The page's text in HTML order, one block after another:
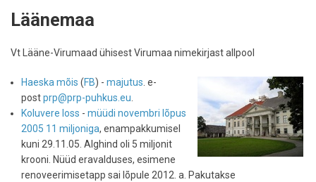
Läänemaa
Vt Lääne-Virumaad ühisest Virumaa nimekirjast allpool
Haeska mõis (FB) - majutus. e-
postprp@prp-puhkus.eu.
Koluvere loss - müüdi novembri lõpus
2005 11 miljoniga, enampakkumisel
kuni 29.11.05. Alghind oli 5 miljonit
krooni. Nüüd eravalduses, esimene
renoveerimisetapp sai lõpule 2012. a. Pakutakse